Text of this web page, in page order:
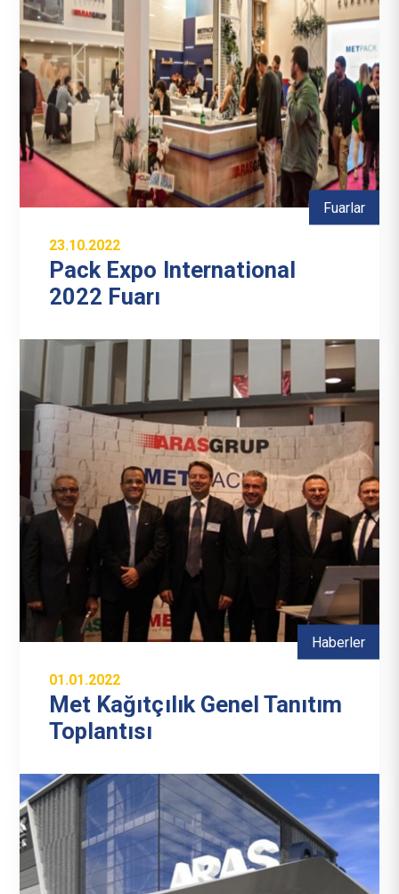
Fuarlar
23.10.2022
Pack Expo International
2022 Fuarı
Haberler
01.01.2022
Met Kağıtçılık Genel Tanıtım
Toplantısı